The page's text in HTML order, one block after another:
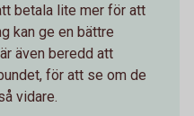
betala lite mer för att
kan ge en bättre
även beredd att
för att se om de
vidare.